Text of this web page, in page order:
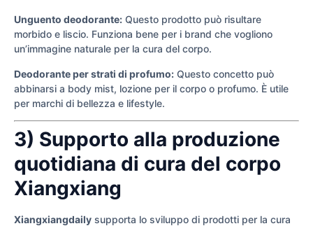
Unguento deodorante: Questo prodotto può risultare
morbido e liscio. Funziona bene per i brand che vogliono
un’immagine naturale per la cura del corpo.
Deodorante per strati di profumo: Questo concetto può
abbinarsi a body mist, lozione per il corpo o profumo. È utile
per marchi di bellezza e lifestyle.
3) Supporto alla produzione
quotidiana di cura del corpo
Xiangxiang
Xiangxiangdaily supporta lo sviluppo di prodotti per la cura